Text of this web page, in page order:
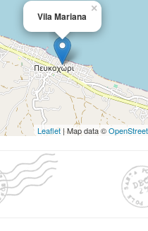
Vila Mariana
×
Leaflet| Map data ©